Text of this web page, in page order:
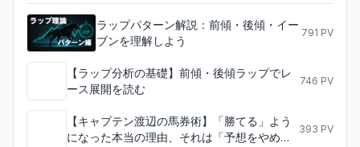
ラップパターン解説：前傾・後傾・イー
ブンを理解しよう
791 PV
【ラップ分析の基礎】前傾・後傾ラップでレ
ース展開を読む
746 PV
【キャプテン渡辺の馬券術】「勝てる」よう
になった本当の理由、それは「予想をやめ
393 PV